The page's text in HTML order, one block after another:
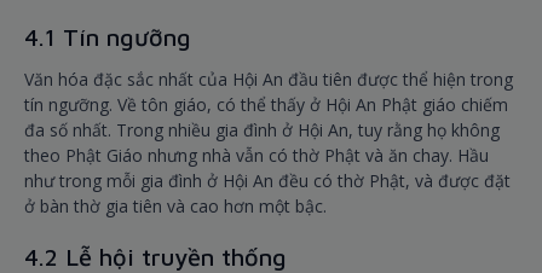
4.1 Tín ngưỡng
Văn hóa đặc sắc nhất của Hội An đầu tiên được thể hiện trong
tín ngưỡng. Về tôn giáo, có thể thấy ở Hội An Phật giáo chiếm
đa số nhất. Trong nhiều gia đình ở Hội An, tuy rằng họ không
theo Phật Giáo nhưng nhà vẫn có thờ Phật và ăn chay. Hầu
như trong mỗi gia đình ở Hội An đều có thờ Phật, và được đặt
ở bàn thờ gia tiên và cao hơn một bậc.
4.2 Lễ hội truyền thống